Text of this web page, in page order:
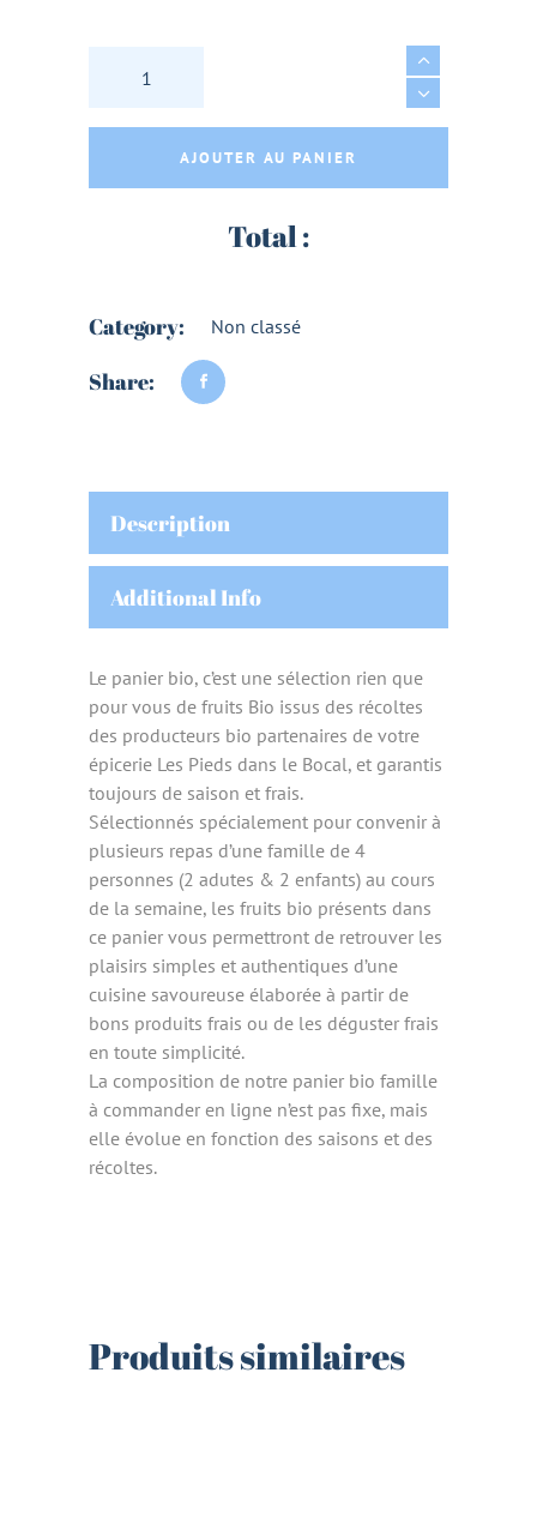
PANIER FAMILLE DE FRUITS DE SAISON
AJOUTER AU PANIER
Total :
Category: Non classé
Share:
Description
Additional Info
Le panier bio, c’est une sélection rien que
pour vous de fruits Bio issus des récoltes
des producteurs bio partenaires de votre
épicerie Les Pieds dans le Bocal, et garantis
toujours de saison et frais.
Sélectionnés spécialement pour convenir à
plusieurs repas d’une famille de 4
personnes (2 adutes & 2 enfants) au cours
de la semaine, les fruits bio présents dans
ce panier vous permettront de retrouver les
plaisirs simples et authentiques d’une
cuisine savoureuse élaborée à partir de
bons produits frais ou de les déguster frais
en toute simplicité.
La composition de notre panier bio famille
à commander en ligne n’est pas fixe, mais
elle évolue en fonction des saisons et des
récoltes.
Produits similaires